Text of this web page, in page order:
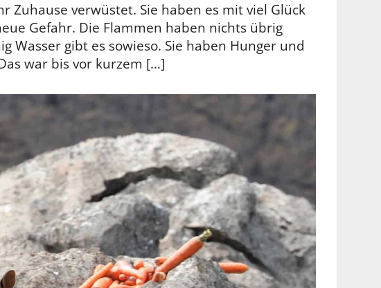
Zuhause verwüstet. Sie haben es mit viel Glück
Gefahr. Die Flammen haben nichts übrig
Wasser gibt es sowieso. Sie haben Hunger und
war bis vor kurzem […]
uns eine Analyse der Zugriffe auf die
Website. Infos dazu findest du in unserer
Datenschutzerklärung. Unter
Einstellungen kannst du verwalten,
welche Art von Cookies gesetzt werden.
Deine Auswahl kannst du über den
Website jederzeit widerrufen.